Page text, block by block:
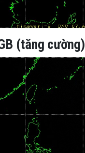
(tăng cường)